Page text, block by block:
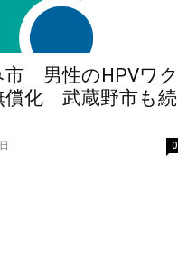
市 男性のHPVワク
償化 武蔵野市も続
0